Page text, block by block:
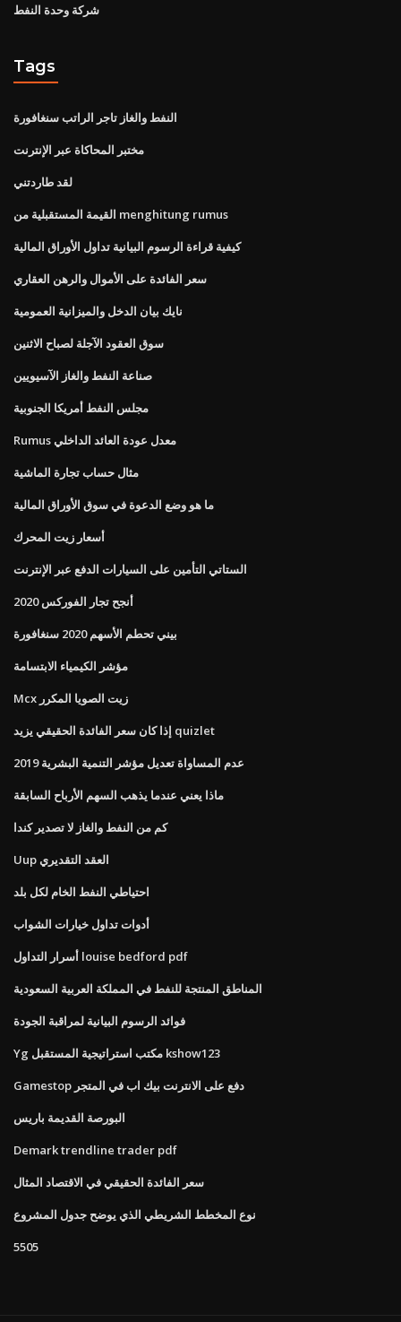
شركة وحدة النفط
Tags
النفط والغاز تاجر الراتب سنغافورة
مختبر المحاكاة عبر الإنترنت
لقد طاردتني
القيمة المستقبلية من menghitung rumus
كيفية قراءة الرسوم البيانية تداول الأوراق المالية
سعر الفائدة على الأموال والرهن العقاري
نايك بيان الدخل والميزانية العمومية
سوق العقود الآجلة لصباح الاثنين
صناعة النفط والغاز الآسيويين
مجلس النفط أمريكا الجنوبية
Rumus معدل عودة العائد الداخلي
مثال حساب تجارة الماشية
ما هو وضع الدعوة في سوق الأوراق المالية
أسعار زيت المحرك
الستاتي التأمين على السيارات الدفع عبر الإنترنت
أنجح تجار الفوركس 2020
بيني تحطم الأسهم 2020 سنغافورة
مؤشر الكيمياء الابتسامة
Mcx زيت الصويا المكرر
إذا كان سعر الفائدة الحقيقي يزيد quizlet
عدم المساواة تعديل مؤشر التنمية البشرية 2019
ماذا يعني عندما يذهب السهم الأرباح السابقة
كم من النفط والغاز لا تصدير كندا
Uup العقد التقديري
احتياطي النفط الخام لكل بلد
أدوات تداول خيارات الشواب
أسرار التداول louise bedford pdf
المناطق المنتجة للنفط في المملكة العربية السعودية
فوائد الرسوم البيانية لمراقبة الجودة
Yg مكتب استراتيجية المستقبل kshow123
Gamestop دفع على الانترنت بيك اب في المتجر
البورصة القديمة باريس
Demark trendline trader pdf
سعر الفائدة الحقيقي في الاقتصاد المثال
نوع المخطط الشريطي الذي يوضح جدول المشروع
5505